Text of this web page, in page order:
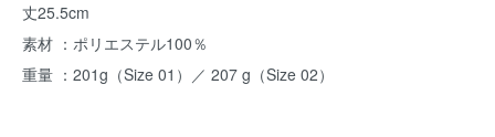
丈25.5cm
素材 ：ポリエステル100％
重量 ：201g（Size 01）／ 207 g（Size 02）